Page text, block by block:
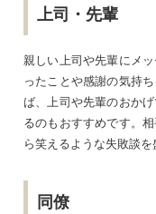
上司・先輩
親しい上司や先輩にメ
ったことや感謝の気持
ば、上司や先輩のおか
るのもおすすめです。
ら笑えるような失敗談
同僚